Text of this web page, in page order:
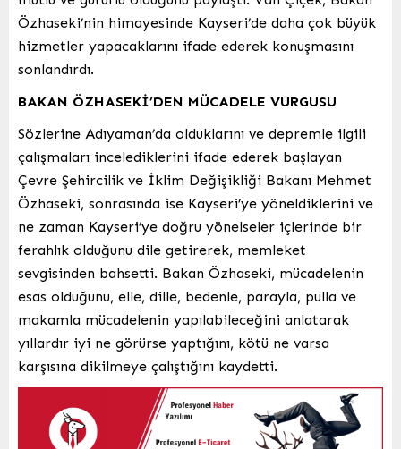
Özhaseki’nin himayesinde Kayseri’de daha çok büyük
hizmetler yapacaklarını ifade ederek konuşmasını
sonlandırdı.
BAKAN ÖZHASEKİ’DEN MÜCADELE VURGUSU
Sözlerine Adıyaman’da olduklarını ve depremle ilgili
çalışmaları incelediklerini ifade ederek başlayan
Çevre Şehircilik ve İklim Değişikliği Bakanı Mehmet
Özhaseki, sonrasında ise Kayseri’ye yöneldiklerini ve
ne zaman Kayseri’ye doğru yönelseler içlerinde bir
ferahlık olduğunu dile getirerek, memleket
sevgisinden bahsetti. Bakan Özhaseki, mücadelenin
esas olduğunu, elle, dille, bedenle, parayla, pulla ve
makamla mücadelenin yapılabileceğini anlatarak
yıllardır iyi ne görürse yaptığını, kötü ne varsa
karşısına dikilmeye çalıştığını kaydetti.